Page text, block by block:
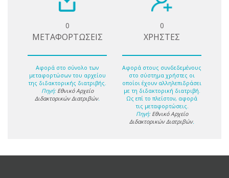
0
ΜΕΤΑΦΟΡΤΩΣΕΙΣ
Αφορά στο σύνολο των
μεταφορτώσων του αρχείου
της διδακτορικής διατριβής.
Πηγή: Εθνικό Αρχείο
Διδακτορικών Διατριβών.
0
ΧΡΗΣΤΕΣ
Αφορά στους συνδεδεμένους
στο σύστημα χρήστες οι
οποίοι έχουν αλληλεπιδράσει
με τη διδακτορική διατριβή.
Ως επί το πλείστον, αφορά
τις μεταφορτώσεις.
Πηγή: Εθνικό Αρχείο
Διδακτορικών Διατριβών.